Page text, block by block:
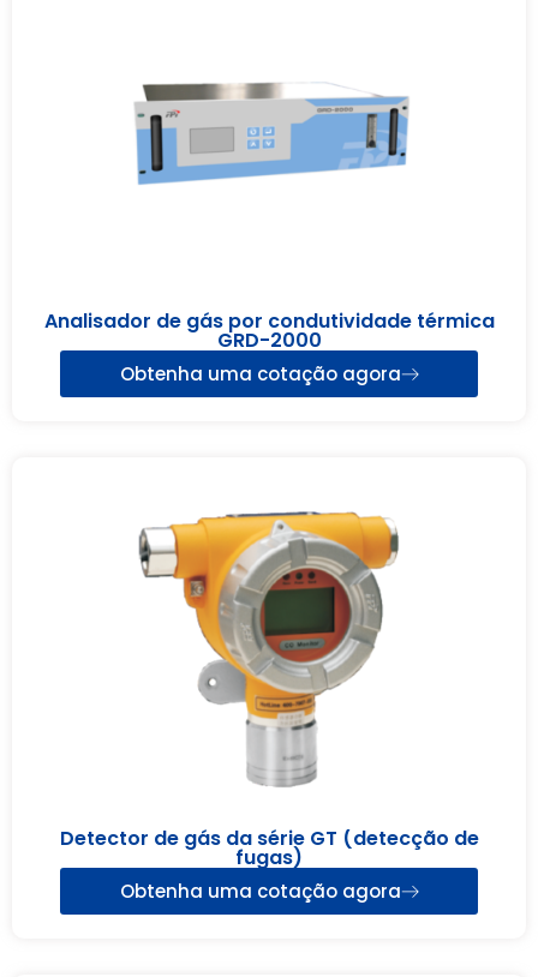
Analisador de gás por condutividade térmica
GRD-2000
Obtenha uma cotação agora
Detector de gás da série GT (detecção de
fugas)
Obtenha uma cotação agora